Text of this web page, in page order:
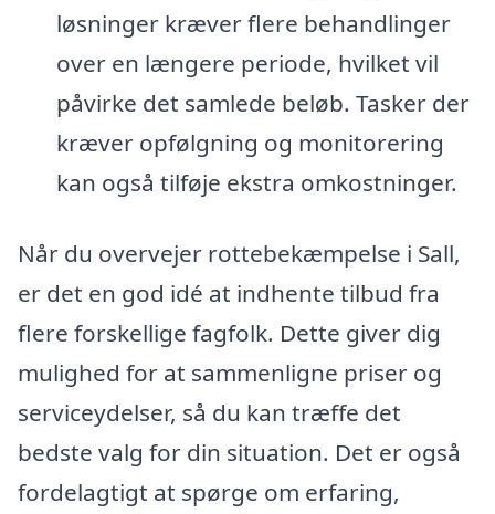
løsninger kræver flere behandlinger
over en længere periode, hvilket vil
påvirke det samlede beløb. Tasker der
kræver opfølgning og monitorering
kan også tilføje ekstra omkostninger.
Når du overvejer rottebekæmpelse i Sall,
er det en god idé at indhente tilbud fra
flere forskellige fagfolk. Dette giver dig
mulighed for at sammenligne priser og
serviceydelser, så du kan træffe det
bedste valg for din situation. Det er også
fordelagtigt at spørge om erfaring,